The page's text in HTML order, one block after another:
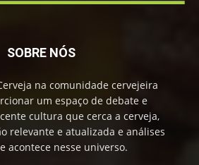
SOBRE NÓS
na comunidade cervejeira
um espaço de debate e
cultura que cerca a cerveja,
relevante e atualizada e análises
acontece nesse universo.